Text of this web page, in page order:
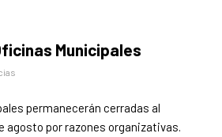
Municipales
permanecerán cerradas al
agosto por razones organizativas.